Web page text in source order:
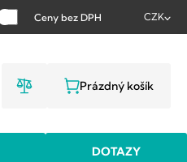
Ceny bez DPH CZK
NÁKUPNÍ
Prázdný košík
DOTAZY